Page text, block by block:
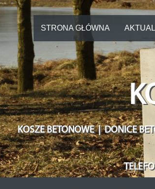
STRONA GŁÓWNA
KOSZE BETONOWE | DONICE